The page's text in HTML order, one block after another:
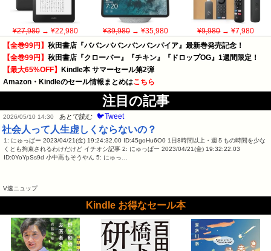
¥27,980→ ¥22,980 ¥39,980→ ¥35,980 ¥9,980→ ¥7,980
【全巻99円】 秋田書店『ババンババンバンバンパイア』最新巻発売記念！
【全巻99円】 秋田書店『クローバー』『チキン』『ドロップOG』1週間限定！
【最大65%OFF】 Kindle本 サマーセール第2弾
Amazon・Kindleのセール情報まとめはこちら
注目の記事
2026/05/10 14:30 あとで読む 🐦Tweet
社会人って人生虚しくならないの？
1: にゅっぱー 2023/04/21(金) 19:24:32.00 ID:45goHu6O0 1日8時間以上・週５もの時間を少な
くとも拘束されるわけだけど イチオシ記事 2: にゅっぱー 2023/04/21(金) 19:32:22.03
ID:0YoYpSs9d 小中高もそうやん 5: にゅっ…
V速ニュップ
Kindle お得なセール本